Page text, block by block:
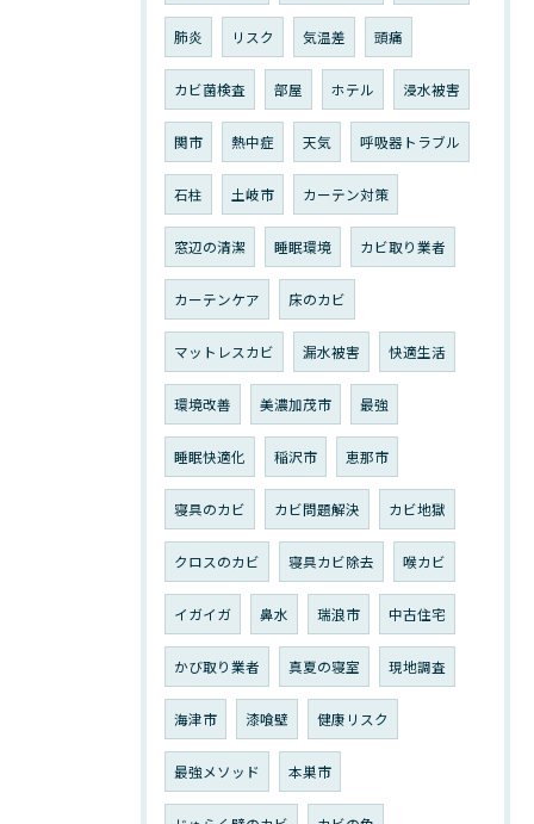
肺炎 リスク 気温差 頭痛
カビ菌検査 部屋 ホテル 浸水被害
関市 熱中症 天気 呼吸器トラブル
石柱 土岐市 カーテン対策
窓辺の清潔 睡眠環境 カビ取り業者
カーテンケア 床のカビ
マットレスカビ 漏水被害 快適生活
環境改善 美濃加茂市 最強
睡眠快適化 稲沢市 恵那市
寝具のカビ カビ問題解決 カビ地獄
クロスのカビ 寝具カビ除去 喉カビ
イガイガ 鼻水 瑞浪市 中古住宅
かび取り業者 真夏の寝室 現地調査
海津市 漆喰壁 健康リスク
最強メソッド 本巣市